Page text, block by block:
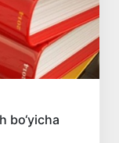
bo‘yicha